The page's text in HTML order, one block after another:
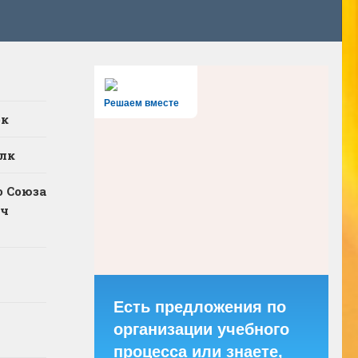
Решаем вместе
Есть предложения по
организации учебного
процесса или знаете,
Союза